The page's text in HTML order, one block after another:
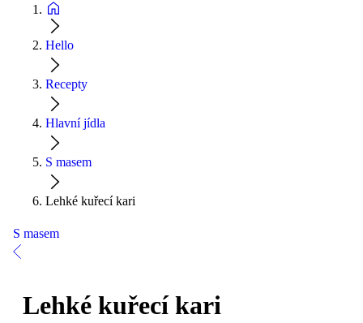
Hello
Recepty
Hlavní jídla
S masem
Lehké kuřecí kari
S masem
Lehké kuřecí kari